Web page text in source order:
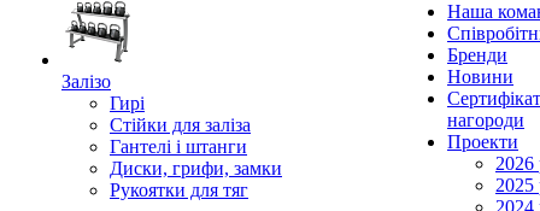
Залізо
Гирі
Стійки для заліза
Гантелі і штанги
Диски, грифи, замки
Рукоятки для тяг
Наша
Бренди
Новини
нагороди
Проекти
2026
2025
2024